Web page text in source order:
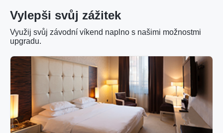
Vylepši svůj zážitek
Využij svůj závodní víkend naplno s našimi možnostmi
upgradu.